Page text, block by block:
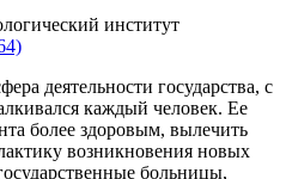
деятельности государства, с
каждый человек. Ее
более здоровым, вылечить
возникновения новых
больницы,